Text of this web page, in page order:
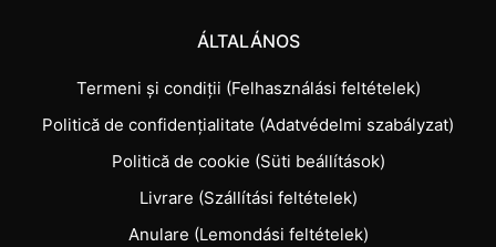
ÁLTALÁNOS
Termeni și condiții (Felhasználási feltételek)
Politică de confidențialitate (Adatvédelmi szabályzat)
Politică de cookie (Süti beállítások)
Livrare (Szállítási feltételek)
Anulare (Lemondási feltételek)